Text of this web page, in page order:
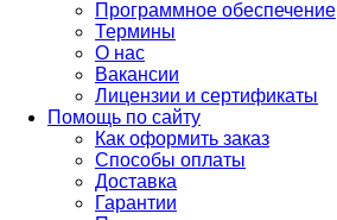
Программное обеспечение
Термины
О нас
Вакансии
Лицензии и сертификаты
Помощь по сайту
Как оформить заказ
Способы оплаты
Доставка
Гарантии